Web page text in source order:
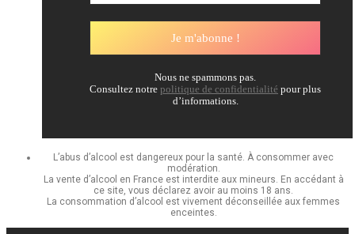
Nous ne spammons pas.
Consultez notre politique de confidentialité pour plus
d’informations.
L’abus d’alcool est dangereux pour la santé. À consommer avec
modération.
La vente d’alcool en France est interdite aux mineurs. En accédant à
ce site, vous déclarez avoir au moins 18 ans.
La consommation d’alcool est vivement déconseillée aux femmes
enceintes.